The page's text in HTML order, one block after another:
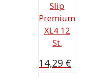
Slip
Premium
XL4 12
St.
14,29 €